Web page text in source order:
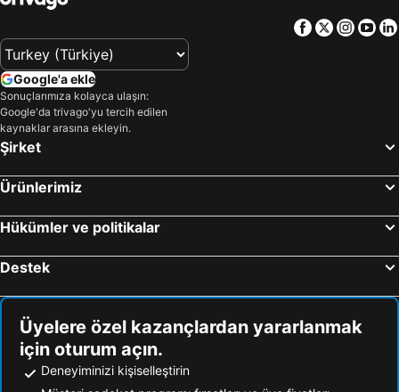
Facebook
Twitter
Google'a ekle
Sonuçlarımıza kolayca ulaşın:
Google'da trivago'yu tercih edilen
kaynaklar arasına ekleyin.
Şirket
Ürünlerimiz
Hükümler ve politikalar
Destek
Üyelere özel kazançlardan yararlanmak
için oturum açın.
Deneyiminizi kişiselleştirin